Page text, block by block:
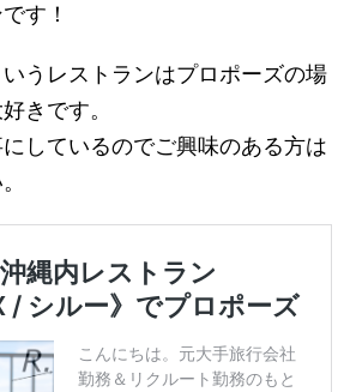
す！
うレストランはプロポーズの場
きです。
しているのでご興味のある方は